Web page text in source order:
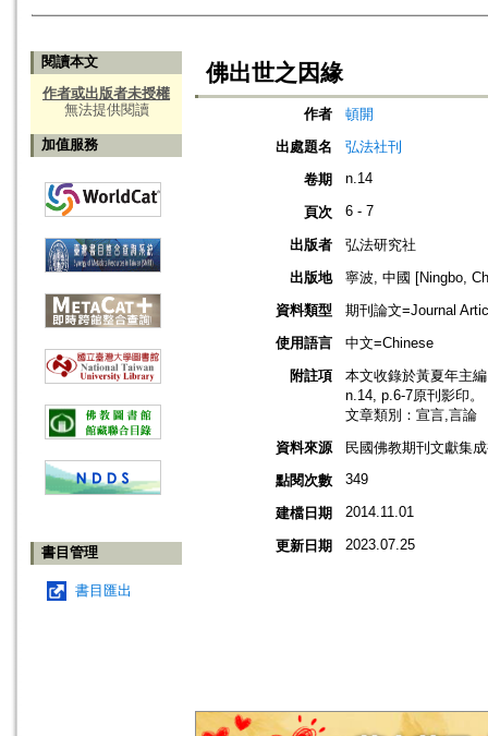
閱讀本文
作者或出版者未授權
無法提供閱讀
加值服務
書目管理
書目匯出
佛出世之因緣
作者
頓開
出處題名
弘法社刊
卷期
n.14
頁次 6 - 7
出版者
弘法研究社
出版地
寧波, 中國 [Ningbo,
資料類型
期刊論文=Journal
使用語言
中文=Chinese
附註項
本文收錄於黃夏年主
n.14, p.6-7原刊影印。
文章類別：宣言,言論
資料來源
民國佛教期刊文獻集
點閱次數
349
建檔日期 2014.11.01
更新日期 2023.07.25